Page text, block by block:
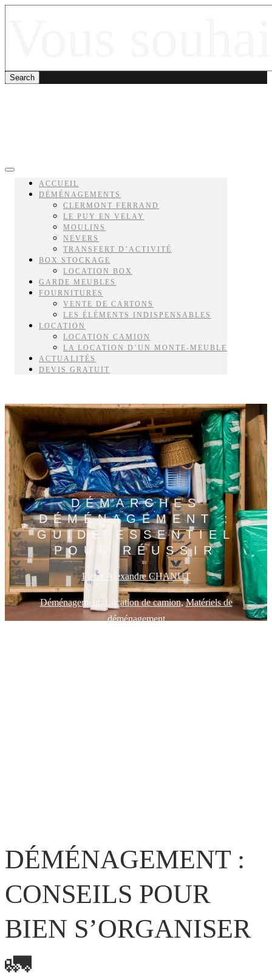
ACCUEIL
DÉMÉNAGEMENTS
CLERMONT FERRAND
LE PUY EN VELAY
MOULINS
NEVERS
TRANSFERT D’ACTIVITÉ
BOX STOCKAGE
LOCATION BOX
GARDE MEUBLES
FOURNITURES
VENTE DE CARTONS
LES ÉLÉMENTS INDISPENSABLES
LOCATION
LOCATION CAMION
LA LOCATION D’UN MONTE-MEUBLE
ACTUALITÉS
DEVIS GRATUIT
DÉMARCHES
DÉMÉNAGEMENT :
GUIDE ESSENTIEL
POUR RÉUSSIR
Pierre Alexandre CHANUT
Déménagement, Location de camion,Matériels de
déménagement
DÉMÉNAGEMENT :
CONSEILS POUR
BIEN S’ORGANISER
🚛